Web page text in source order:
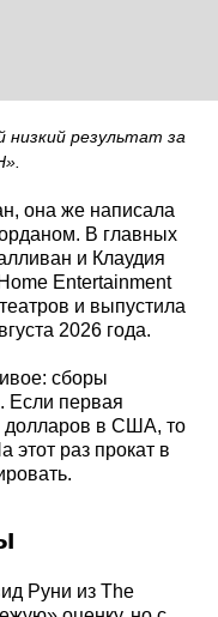
низкий результат за
она же написала
В главных
и Клаудия
Entertainment
и выпустила
2026 года.
сборы
Если первая
в США, то
этот раз прокат в
Руни из The